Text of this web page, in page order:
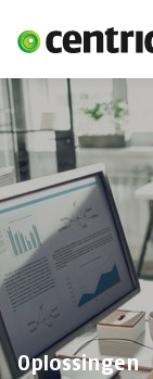
Oplossingen
Branches
Over Centric
Contact
Careers
Insights
Oplossingen